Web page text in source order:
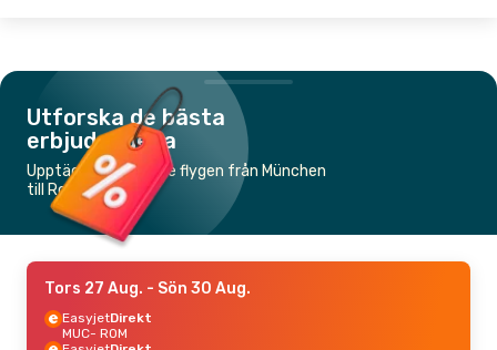
Utforska de bästa
erbjudandena
Upptäck de billigaste flygen från München
till Rom
Tors 27 Aug. - Sön 30 Aug.
EasyjetDirekt
MUC- ROM